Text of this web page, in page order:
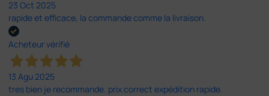
23 Oct 2025
rapide et efficace, la commande comme la livraison.
Acheteur vérifié
13 Agu 2025
tres bien je recommande. prix correct expédition rapide.